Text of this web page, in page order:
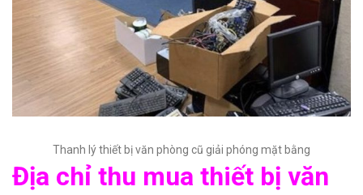
Thanh lý thiết bị văn phòng cũ giải phóng mặt bằng
Địa chỉ thu mua thiết bị văn